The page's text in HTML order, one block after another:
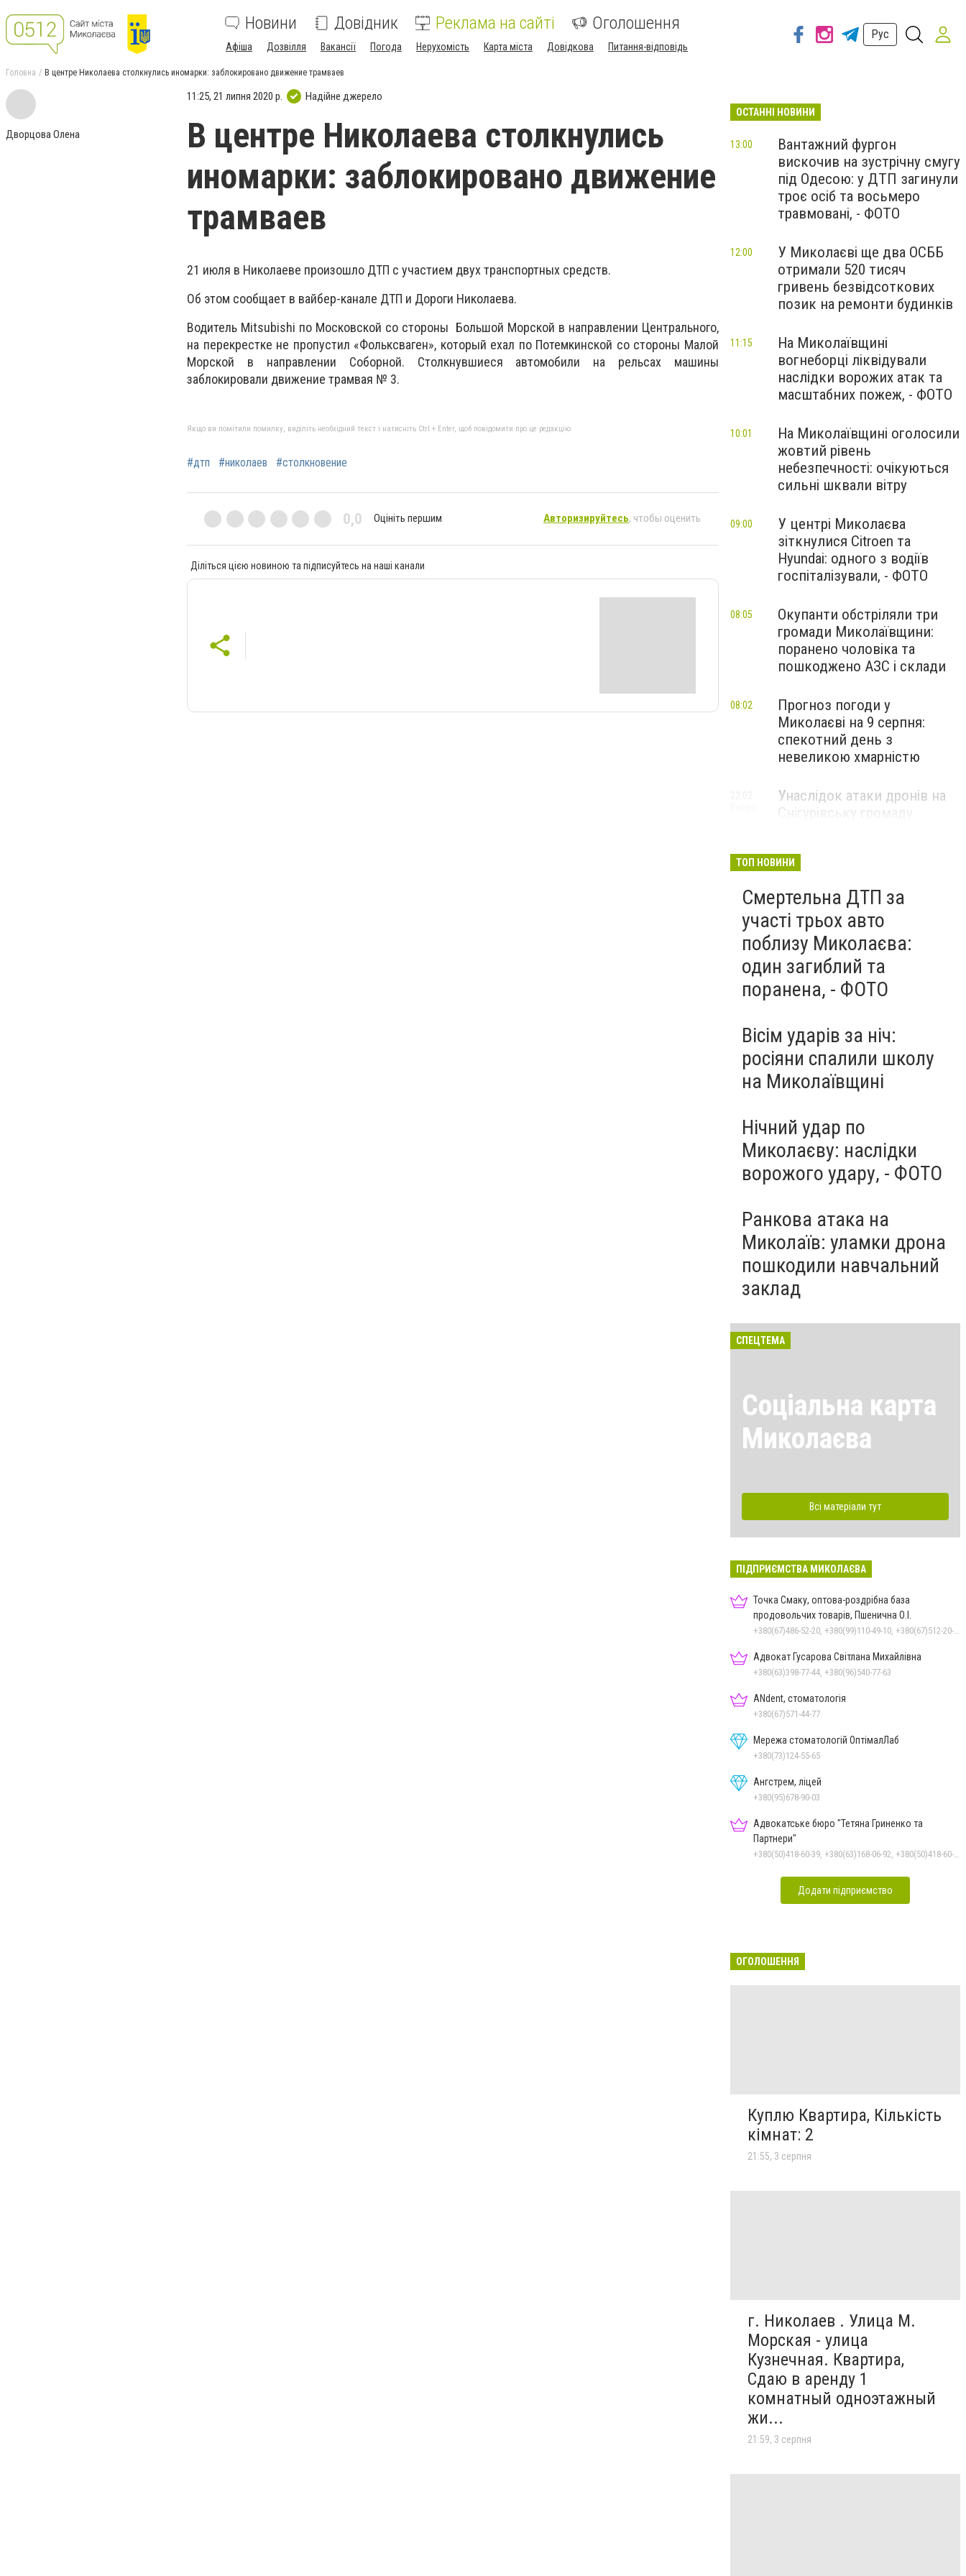
Новини Довідник Реклама на сайті Оголошення
Афіша Дозвілля Вакансії Погода Нерухомість Карта міста Довідкова Питання-відповідь
Рус
Головна В центре Николаева столкнулись иномарки: заблокировано движение трамваев
Дворцова Олена
11:25, 21 липня 2020 р. Надійне джерело
В центре Николаева столкнулись
иномарки: заблокировано движение
трамваев
21 июля в Николаеве произошло ДТП с участием двух транспортных средств.
Об этом сообщает в вайбер-канале ДТП и Дороги Николаева.
Водитель Mitsubishi по Московской со стороны Большой Морской в направлении Центрального,
на перекрестке не пропустил «Фольксваген», который ехал по Потемкинской со стороны Малой
Морской в направлении Соборной. Столкнувшиеся автомобили на рельсах машины
заблокировали движение трамвая № 3.
Якщо ви помітили помилку, виділіть необхідний текст і натисніть Ctrl + Enter, щоб повідомити про це редакцію
#дтп #николаев #столкновение
0,0 Оцініть першим Авторизируйтесь, чтобы оценить
Діліться цією новиною та підписуйтесь на наші канали
ОСТАННІ НОВИНИ
Вантажний фургон
вискочив на зустрічну смугу
під Одесою: у ДТП загинули
троє осіб та восьмеро
травмовані, - ФОТО
13:00
У Миколаєві ще два ОСББ
отримали 520 тисяч
гривень безвідсоткових
позик на ремонти будинків
12:00
На Миколаївщині
вогнеборці ліквідували
наслідки ворожих атак та
масштабних пожеж, - ФОТО
11:15
На Миколаївщині оголосили
жовтий рівень
небезпечності: очікуються
сильні шквали вітру
10:01
У центрі Миколаєва
зіткнулися Citroen та
Hyundai: одного з водіїв
госпіталізували, - ФОТО
09:00
Окупанти обстріляли три
громади Миколаївщини:
поранено чоловіка та
пошкоджено АЗС і склади
08:05
Прогноз погоди у
Миколаєві на 9 серпня:
спекотний день з
невеликою хмарністю
08:02
Унаслідок атаки дронів на
Снігурівську громаду
ТОП НОВИНИ
Смертельна ДТП за
участі трьох авто
поблизу Миколаєва:
один загиблий та
поранена, - ФОТО
Вісім ударів за ніч:
росіяни спалили школу
на Миколаївщині
Нічний удар по
Миколаєву: наслідки
ворожого удару, - ФОТО
Ранкова атака на
Миколаїв: уламки дрона
пошкодили навчальний
заклад
СПЕЦТЕМА
Соціальна карта
Миколаєва
Всі матеріали тут
ПІДПРИЄМСТВА МИКОЛАЄВА
Точка Смаку, оптова-роздрібна база
продовольчих товарів, Пшенична О.І.
Адвокат Гусарова Світлана Михайлівна
+380(63)398-77-44, +380(96)540-77-63
ANdent, стоматологія
+380(67)571-44-77
Мережа стоматологій ОптімалЛаб
+380(73)124-55-65
Ангстрем, ліцей
+380(95)678-90-03
Адвокатське бюро "Тетяна Гриненко та
Партнери"
Додати підприємство
ОГОЛОШЕННЯ
Куплю Квартира, Кількість
кімнат: 2
21:55, 3 серпня
г. Николаев . Улица М.
Морская - улица
Кузнечная. Квартира,
Сдаю в аренду 1
комнатный одноэтажный
жи...
21:59, 3 серпня